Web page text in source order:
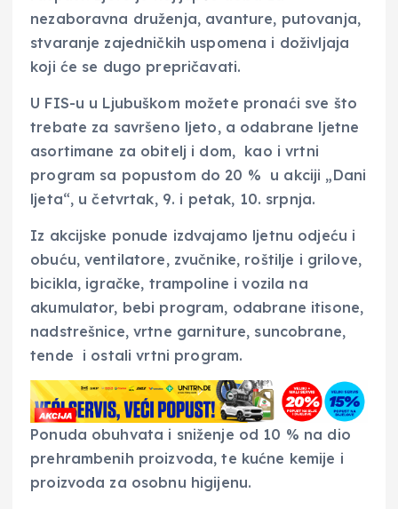
nezaboravna druženja, avanture, putovanja,
stvaranje zajedničkih uspomena i doživljaja
koji će se dugo prepričavati.
U FIS-u u Ljubuškom možete pronaći sve što
trebate za savršeno ljeto, a odabrane ljetne
asortimane za obitelj i dom, kao i vrtni
program sa popustom do 20 % u akciji „Dani
ljeta“, u četvrtak, 9. i petak, 10. srpnja.
Iz akcijske ponude izdvajamo ljetnu odjeću i
obuću, ventilatore, zvučnike, roštilje i grilove,
bicikla, igračke, trampoline i vozila na
akumulator, bebi program, odabrane itisone,
nadstrešnice, vrtne garniture, suncobrane,
tende i ostali vrtni program.
Ponuda obuhvata i sniženje od 10 % na dio
prehrambenih proizvoda, te kućne kemije i
proizvoda za osobnu higijenu.